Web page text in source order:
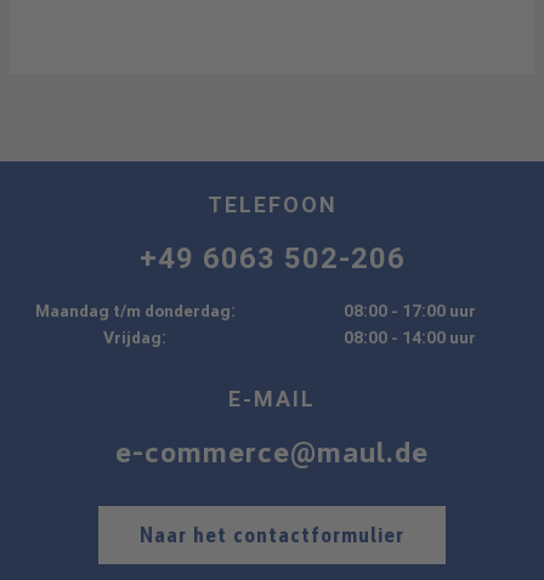
TELEFOON
+49 6063 502-206
Maandag t/m donderdag:
08:00 - 17:00 uur
Vrijdag:
08:00 - 14:00 uur
E-MAIL
e-commerce@maul.de
Naar het contactformulier